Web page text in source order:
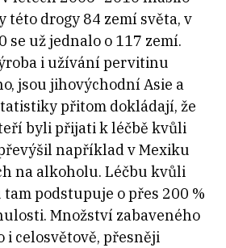
této drogy 84 zemí světa, v
se už jednalo o 117 zemí.
i užívání pervitinu
jsou jihovýchodní Asie a
přitom dokládají, že
byli přijati k léčbě kvůli
například v Mexiku
na alkoholu. Léčbu kvůli
podstupuje o přes 200 %
Množství zabaveného
celosvětově, přesněji